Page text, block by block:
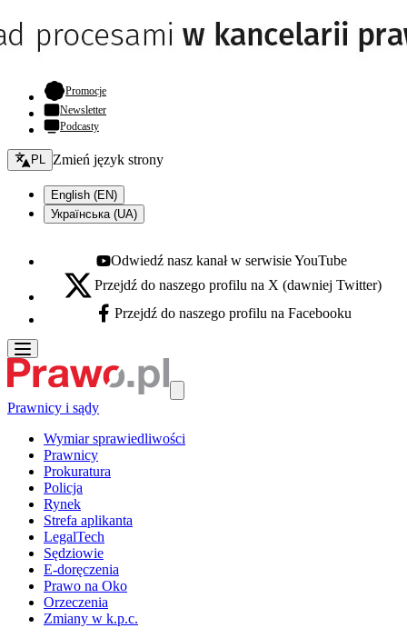
Promocje- otwiera się w nowej karcie
Newsletter
Podcasty
Zmień język - bieżący:
PL Zmień język strony
English (EN)
Українська (UA)
Youtube - otwiera się w nowej karcie
Odwiedź nasz kanał w serwisie YouTube
X - otwiera się w nowej karcie
Przejdź do naszego profilu na X (dawniej Twitter)
Facebook - otwiera się w nowej karcie
Przejdź do naszego profilu na Facebooku
Prawnicy i sądy
Wymiar sprawiedliwości
Prawnicy
Prokuratura
Policja
Rynek
Strefa aplikanta
LegalTech
Sędziowie
E-doręczenia
Prawo na Oko
Orzeczenia
Zmiany w k.p.c.